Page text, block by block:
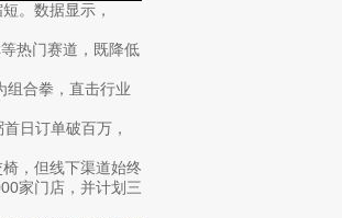
。数据显示，
热门赛道，既降低
组合拳，直击行业
日订单破百万，
，但线下渠道始终
家门店，并计划三